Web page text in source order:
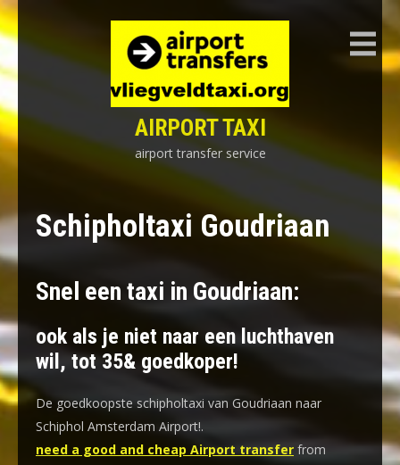
Skip
to
content
AIRPORT TAXI
airport transfer service
Schipholtaxi Goudriaan
Snel een taxi in Goudriaan:
ook als je niet naar een luchthaven
wil, tot 35& goedkoper!
De goedkoopste schipholtaxi van Goudriaan naar
Schiphol Amsterdam Airport!.
need a good and cheap Airport transfer from